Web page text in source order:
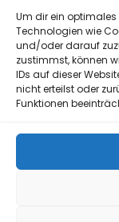
Um dir ein optimales
Technologien wie
und/oder darauf
zustimmst, können
IDs auf dieser
nicht erteilst oder
Funktionen
Versand
Kostenloser